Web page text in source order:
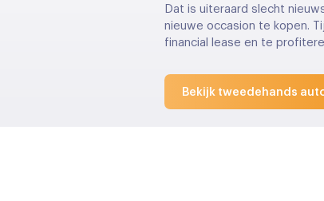
Dat is uiteraard slecht
nieuwe occasion te kopen.
financial lease en te
Bekijk tweedehands